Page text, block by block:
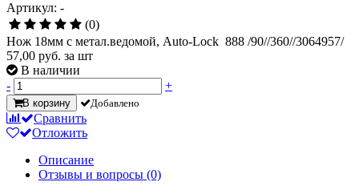
Артикул: -
(0)
Нож 18мм с метал.ведомой, Auto-Lock 888 /90//360//3064957/
57,00 руб. за шт
В наличии
-
+
В корзину Добавлено
Сравнить
Отложить
Описание
Отзывы и вопросы (0)